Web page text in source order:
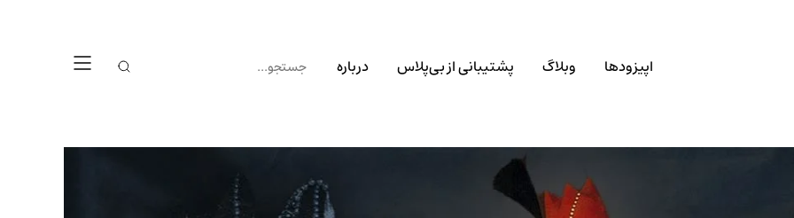
اپیزودها وبلاگ پشتیبانی از بی‌پلاس درباره